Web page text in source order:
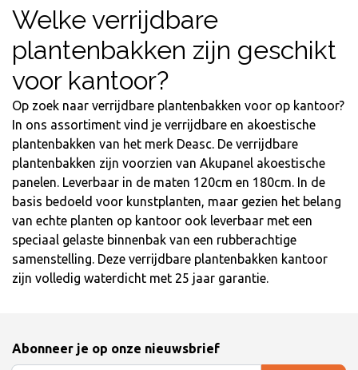
Welke verrijdbare
plantenbakken zijn geschikt
voor kantoor?
Op zoek naar verrijdbare plantenbakken voor op kantoor?
In ons assortiment vind je verrijdbare en akoestische
plantenbakken van het merk Deasc. De verrijdbare
plantenbakken zijn voorzien van Akupanel akoestische
panelen. Leverbaar in de maten 120cm en 180cm. In de
basis bedoeld voor kunstplanten, maar gezien het belang
van echte planten op kantoor ook leverbaar met een
speciaal gelaste binnenbak van een rubberachtige
samenstelling. Deze verrijdbare plantenbakken kantoor
zijn volledig waterdicht met 25 jaar garantie.
Abonneer je op onze nieuwsbrief